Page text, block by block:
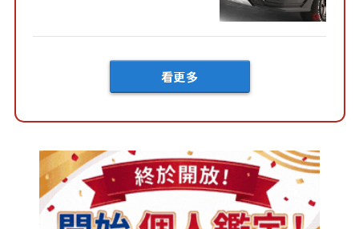
看更多